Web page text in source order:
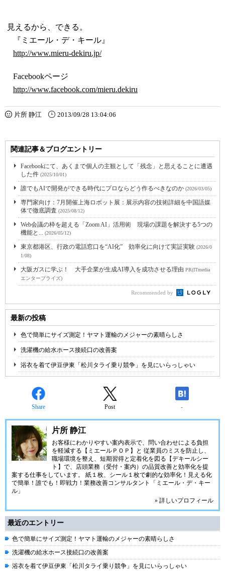
見えるから、できる。
『ミエール・デ・キール』
http://www.mieru-dekiru.jp/
Facebookページ
http://www.facebook.com/mieru.dekiru
片所 静江 2013/09/28 13:04:06
関連記事＆ブログエントリー
Facebookにて、あくまで個人の主観として「残念」と思えることに遭遇
した件 (2025/10/01)
誰でもAIで開発ができる時代にプロならどう作るべきなのか (2026/03/05)
専門家向け：7月開催上海ロボット展：展示内容の技術詳細を中国語媒
体で徹底調査 (2025/08/12)
Web会議の枠を超える「Zoom AI」活用術 現場の課題を解決する5つの
機能と... (2026/05/12)
東京都港区、行政の電話窓口を“AI化” 効率化に向けて実証実験 (2026/0
1/08)
大阪ガスに学ぶ！ 大手企業が生成AI導入を成功させる理由 PR(ITmedia
エンタープライズ)
Recommended by
最新の投稿
色で簡単にサイズ測定！ヤマト運輸のメジャーの素晴らしさ
洗濯機の給水ホース接続口の改善案
浴衣を着て伊豆伊東「松川タライ乗り競争」を見にいらっしゃい
Share Post -
片所 静江
お客様にわかりやすい案内表示で、問い合わせによる負担
を軽減する【ミエールＰＯＰ】と 従業員のミスを防止し、
職場環境を整え、短期習得と定着化を図る【デキールシー
ト】で、店頭業務（受付・案内）の品質改善と効率化を提
案する仕事をしています。 紙１枚、シール１枚で劇的な効率化！見える化
で簡単！誰でも！即戦力！業務改善コンサルタント「ミエール・デ・キー
ル」
» 詳しいプロフィール
最近のエントリー
色で簡単にサイズ測定！ヤマト運輸のメジャーの素晴らしさ
洗濯機の給水ホース接続口の改善案
浴衣を着て伊豆伊東「松川タライ乗り競争」を見にいらっしゃい